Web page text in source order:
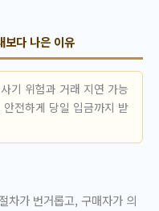
보다 나은 이유
기 위험과 거래 지연 가능
전하게 당일 입금까지 받
차가 번거롭고, 구매자가 의